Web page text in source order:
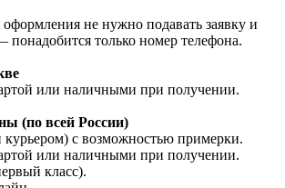
не нужно подавать заявку и
понадобится только номер телефона.
или наличными при получении.
(по всей России)
с возможностью примерки.
или наличными при получении.
класс).